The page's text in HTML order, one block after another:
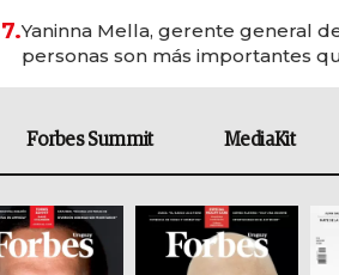
7.Yaninna Mella, gerente general
personas son más importantes
Forbes Summit MediaKit